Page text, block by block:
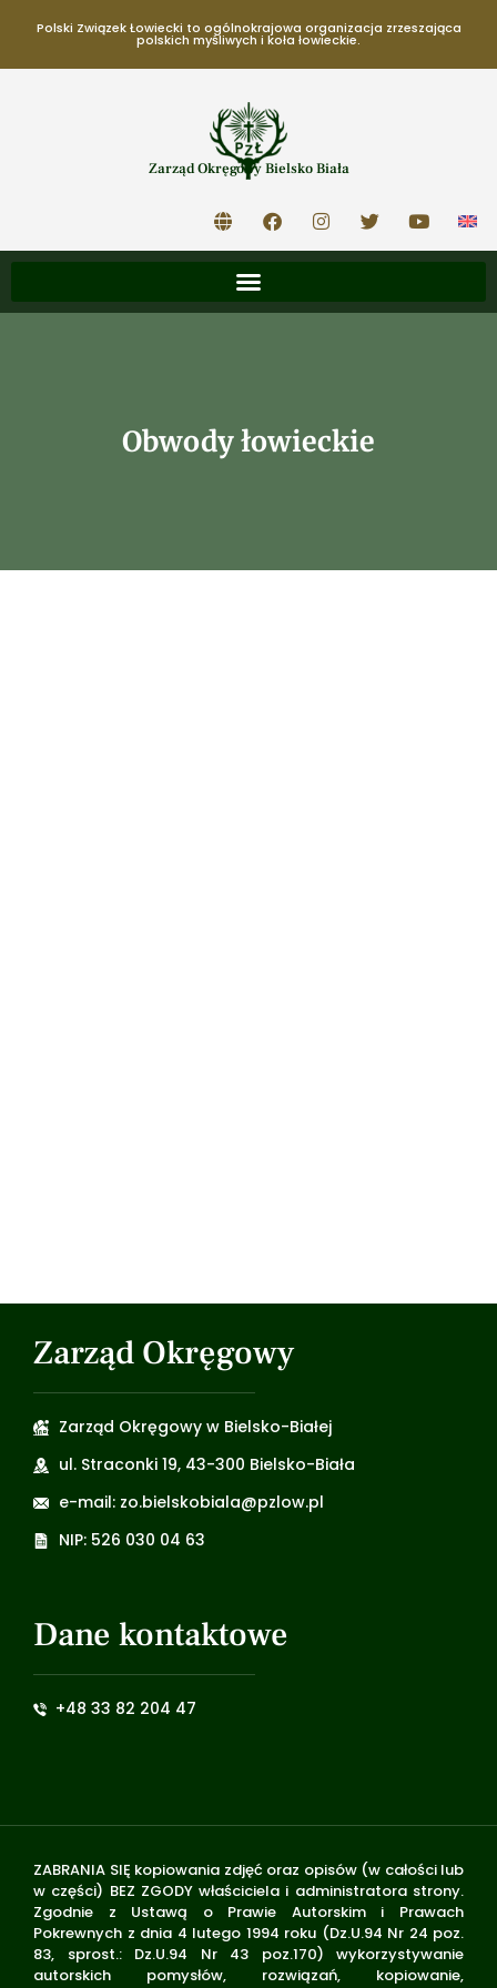
Polski Związek Łowiecki to ogólnokrajowa organizacja zrzeszająca
polskich myśliwych i koła łowieckie.
Zarząd Okręgowy Bielsko Biała
Obwody łowieckie
Zarząd Okręgowy
Zarząd Okręgowy w Bielsko-Białej
ul. Straconki 19, 43-300 Bielsko-Biała
e-mail: zo.bielskobiala@pzlow.pl
NIP: 526 030 04 63
Dane kontaktowe
+48 33 82 204 47
ZABRANIA SIĘ kopiowania zdjęć oraz opisów (w całości lub
w części) BEZ ZGODY właściciela i administratora strony.
Zgodnie z Ustawą o Prawie Autorskim i Prawach
Pokrewnych z dnia 4 lutego 1994 roku (Dz.U.94 Nr 24 poz.
83, sprost.: Dz.U.94 Nr 43 poz.170) wykorzystywanie
autorskich pomysłów, rozwiązań, kopiowanie,